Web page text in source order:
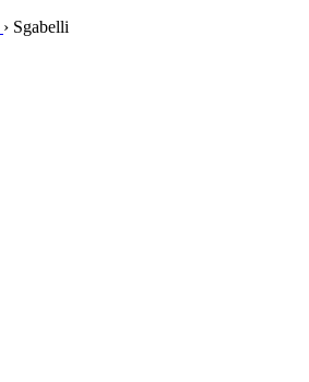
› Sgabelli